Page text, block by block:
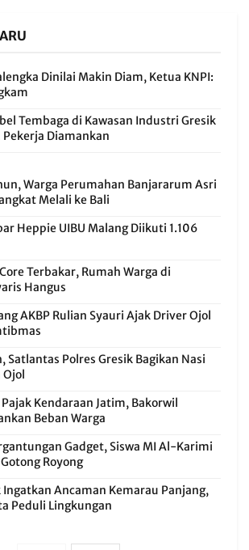
Dinilai Makin Diam, Ketua KNPI:
Tembaga di Kawasan Industri Gresik
Pekerja Diamankan
Warga Perumahan Banjararum Asri
Melali ke Bali
Heppie UIBU Malang Diikuti 1.106
Terbakar, Rumah Warga di
Hangus
AKBP Rulian Syauri Ajak Driver Ojol
Satlantas Polres Gresik Bagikan Nasi
Ojol
Kendaraan Jatim, Bakorwil
Beban Warga
Gadget, Siswa MI Al-Karimi
Royong
Ingatkan Ancaman Kemarau Panjang,
Peduli Lingkungan